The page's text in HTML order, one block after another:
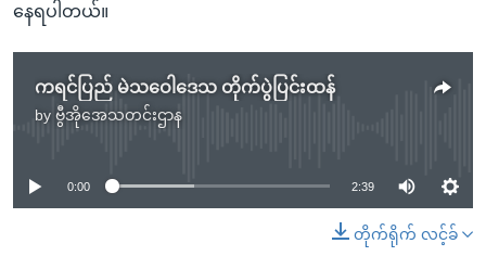
နေရပါတယ်။
ကရင်ပြည် မဲသဝေါဒေသ တိုက်ပွဲပြင်းထန်
by ဗွီအိုအေသတင်းဌာန
No media source currently available
0:00 2:39
တိုက်ရိုက် လင့်ခ်